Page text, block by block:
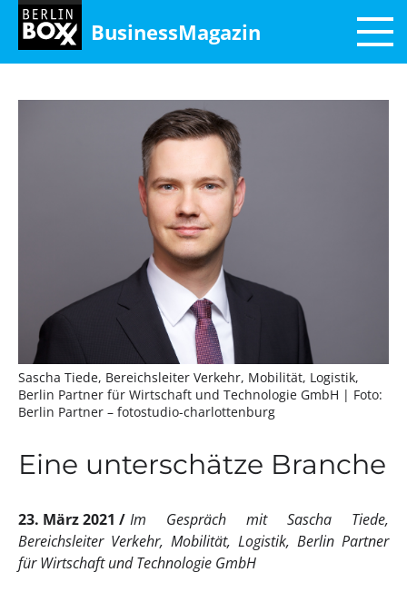
BusinessMagazin
Sascha Tiede, Bereichsleiter Verkehr, Mobilität, Logistik,
Berlin Partner für Wirtschaft und Technologie GmbH | Foto:
Berlin Partner – fotostudio-charlottenburg
Eine unterschätze Branche
23. März 2021
Im Gespräch mit Sascha Tiede,
Bereichsleiter Verkehr, Mobilität, Logistik, Berlin Partner
für Wirtschaft und Technologie GmbH